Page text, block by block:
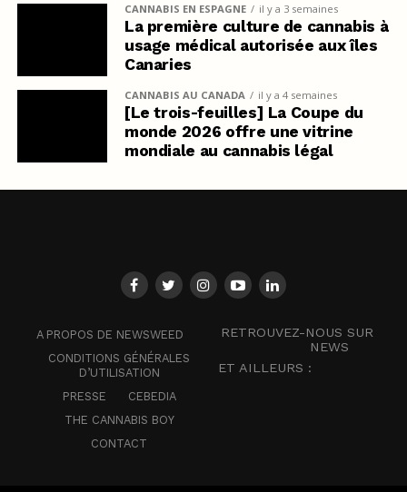
CANNABIS EN ESPAGNE il y a 3 semaines
La première culture de cannabis à
usage médical autorisée aux îles
Canaries
CANNABIS AU CANADA il y a 4 semaines
[Le trois-feuilles] La Coupe du
monde 2026 offre une vitrine
mondiale au cannabis légal
A PROPOS DE NEWSWEED
CONDITIONS GÉNÉRALES
D’UTILISATION
PRESSE
CEBEDIA
THE CANNABIS BOY
CONTACT
RETROUVEZ-NOUS SUR
NEWS
ET AILLEURS :